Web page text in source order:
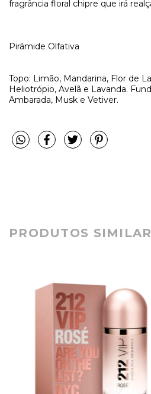
fragrância floral chipre que irá
Pirâmide Olfativa
Topo: Limão, Mandarina, Flor de
Heliotrópio, Avelã e Lavanda.
Ambarada, Musk e Vetiver.
PRODUTOS